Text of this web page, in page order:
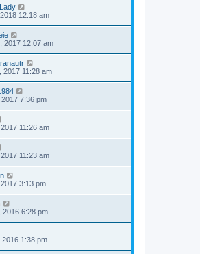
12:18 am
2017 12:07 am
2017 11:28 am
7:36 pm
11:26 am
11:23 am
3:13 pm
2016 6:28 pm
2016 1:38 pm